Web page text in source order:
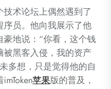
术论坛上偶然遇到了
员。他向我展示了他
地说：“你看，这个钱
黑客入侵，我的资产
多想，只是觉得他的自
苹果版的普及，